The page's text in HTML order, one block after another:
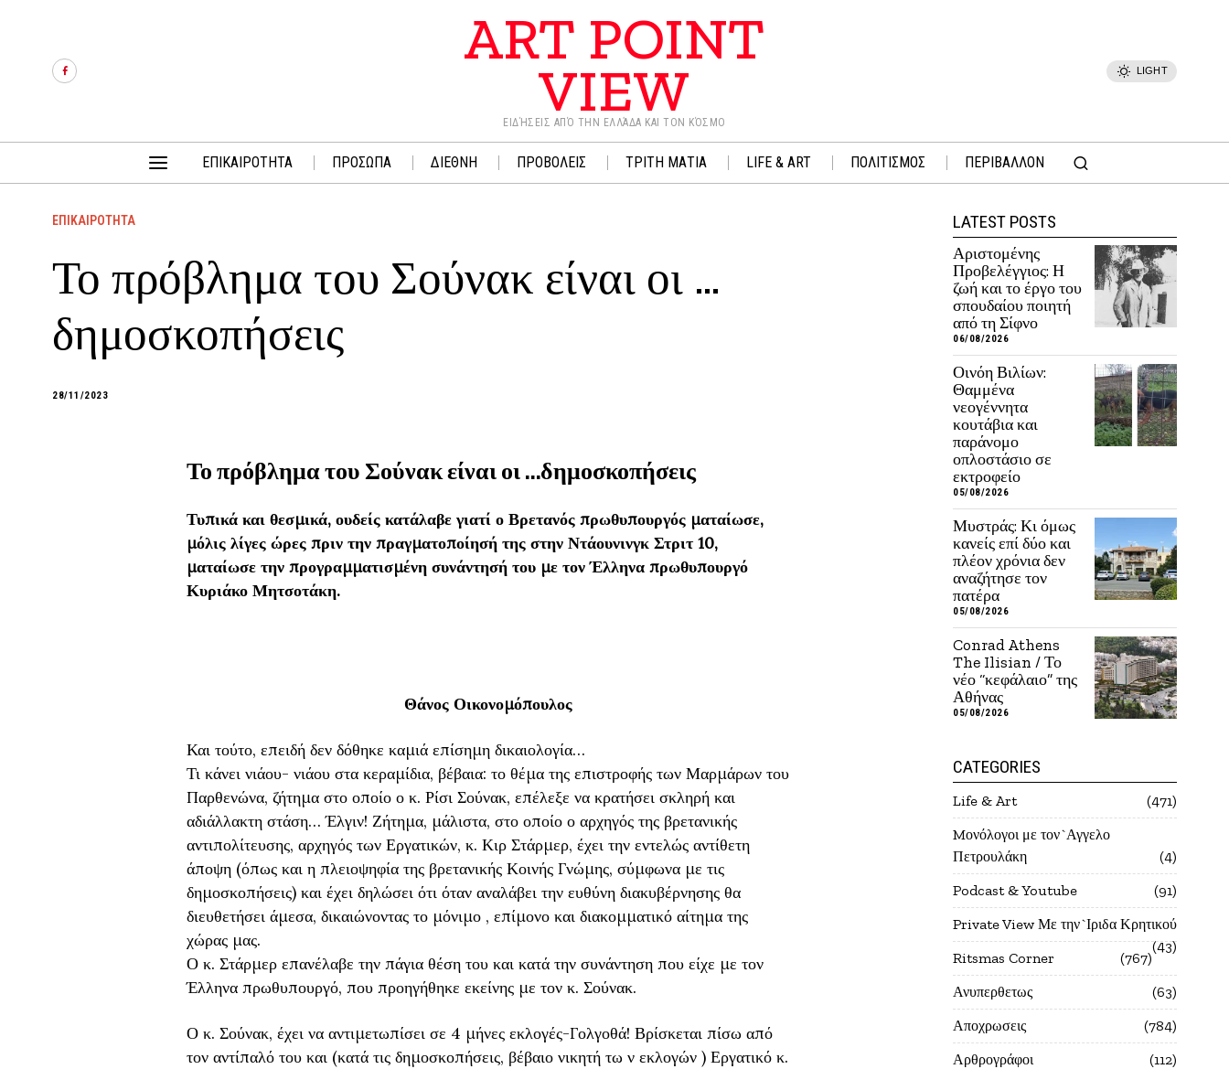
ART POINT
VIEW
ΕΙΔΉΣΕΙΣ ΑΠΌ ΤΗΝ ΕΛΛΆΔΑ ΚΑΙ ΤΟΝ ΚΌΣΜΟ
LIGHT
ΕΠΙΚΑΙΡΟΤΗΤΑ ΠΡΟΣΩΠΑ ΔΙΕΘΝΗ ΠΡΟΒΟΛΕΙΣ ΤΡΙΤΗ ΜΑΤΙΑ LIFE & ART ΠΟΛΙΤΙΣΜΟΣ ΠΕΡΙΒΑΛΛΟΝ
ΕΠΙΚΑΙΡΟΤΗΤΑ
Το πρόβλημα του Σούνακ είναι οι …
δημοσκοπήσεις
28/11/2023
Το πρόβλημα του Σούνακ είναι οι …δημοσκοπήσεις
Τυπικά και θεσμικά, ουδείς κατάλαβε γιατί ο Βρετανός πρωθυπουργός ματαίωσε,
μόλις λίγες ώρες πριν την πραγματοποίησή της στην Ντάουνινγκ Στριτ 10,
ματαίωσε την προγραμματισμένη συνάντησή του με τον Έλληνα πρωθυπουργό
Κυριάκο Μητσοτάκη.
Θάνος Οικονομόπουλος
Και τούτο, επειδή δεν δόθηκε καμιά επίσημη δικαιολογία…
Τι κάνει νιάου- νιάου στα κεραμίδια, βέβαια: το θέμα της επιστροφής των Μαρμάρων του
Παρθενώνα, ζήτημα στο οποίο ο κ. Ρίσι Σούνακ, επέλεξε να κρατήσει σκληρή και
αδιάλλακτη στάση… Έλγιν! Ζήτημα, μάλιστα, στο οποίο ο αρχηγός της βρετανικής
αντιπολίτευσης, αρχηγός των Εργατικών, κ. Κιρ Στάρμερ, έχει την εντελώς αντίθετη
άποψη (όπως και η πλειοψηφία της βρετανικής Κοινής Γνώμης, σύμφωνα με τις
δημοσκοπήσεις) και έχει δηλώσει ότι όταν αναλάβει την ευθύνη διακυβέρνησης θα
διευθετήσει άμεσα, δικαιώνοντας το μόνιμο , επίμονο και διακομματικό αίτημα της
χώρας μας.
Ο κ. Στάρμερ επανέλαβε την πάγια θέση του και κατά την συνάντηση που είχε με τον
Έλληνα πρωθυπουργό, που προηγήθηκε εκείνης με τον κ. Σούνακ.
Ο κ. Σούνακ, έχει να αντιμετωπίσει σε 4 μήνες εκλογές-Γολγοθά! Βρίσκεται πίσω από
τον αντίπαλό του και (κατά τις δημοσκοπήσεις, βέβαιο νικητή τω ν εκλογών ) Εργατικό κ.
LATEST POSTS
Αριστομένης
Προβελέγγιος: Η
ζωή και το έργο του
σπουδαίου ποιητή
από τη Σίφνο
06/08/2026
Οινόη Βιλίων:
Θαμμένα
νεογέννητα
κουτάβια και
παράνομο
οπλοστάσιο σε
εκτροφείο
05/08/2026
Μυστράς: Κι όμως
κανείς επί δύο και
πλέον χρόνια δεν
αναζήτησε τον
πατέρα
05/08/2026
Conrad Athens
The Ilisian / Το
νέο “κεφάλαιο” της
Αθήνας
05/08/2026
CATEGORIES
Life & Art
471
Mονόλογοι με τον`Αγγελο
Πετρουλάκη
4
Podcast & Youtube
91
Private View Με την`Ιριδα Κρητικού
43
Ritsmas Corner
767
Ανυπερθετως
63
Αποχρωσεις
784
Αρθρογράφοι
112